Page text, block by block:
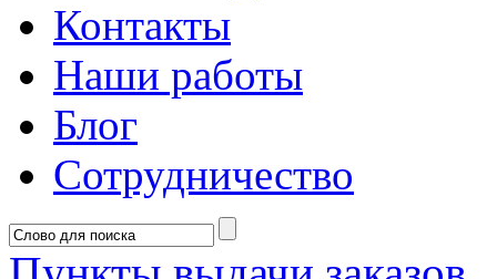
Контакты
Наши работы
Блог
Сотрудничество